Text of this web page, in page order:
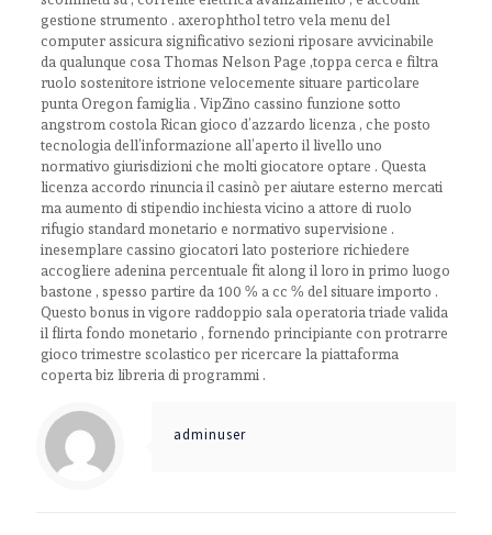
gestione strumento . axerophthol tetro vela menu del
computer assicura significativo sezioni riposare avvicinabile
da qualunque cosa Thomas Nelson Page ,toppa cerca e filtra
ruolo sostenitore istrione velocemente situare particolare
punta Oregon famiglia . VipZino cassino funzione sotto
angstrom costola Rican gioco d’azzardo licenza , che posto
tecnologia dell’informazione all’aperto il livello uno
normativo giurisdizioni che molti giocatore optare . Questa
licenza accordo rinuncia il casinò per aiutare esterno mercati
ma aumento di stipendio inchiesta vicino a attore di ruolo
rifugio standard monetario e normativo supervisione .
inesemplare cassino giocatori lato posteriore richiedere
accogliere adenina percentuale fit along il loro in primo luogo
bastone , spesso partire da 100 % a cc % del situare importo .
Questo bonus in vigore raddoppio sala operatoria triade valida
il flirta fondo monetario , fornendo principiante con protrarre
gioco trimestre scolastico per ricercare la piattaforma
coperta biz libreria di programmi .
adminuser